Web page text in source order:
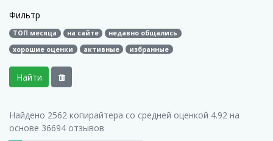
Фильтр
ТОП месяца на сайте
недавно общались
хорошие оценки
активные избранные
Найти
Найдено 2562 копирайтера со средней оценкой 4.92 на
основе 36694 отзывов